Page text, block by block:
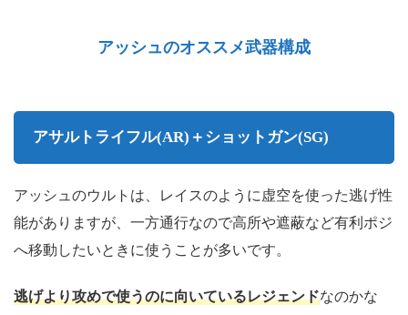
アッシュのオススメ武器構成
アサルトライフル(AR)＋ショットガン(SG)
アッシュのウルトは、レイスのように虚空を使った逃げ性
能がありますが、一方通行なので高所や遮蔽など有利ポジ
へ移動したいときに使うことが多いです。
逃げより攻めで使うのに向いているレジェンドなのかな